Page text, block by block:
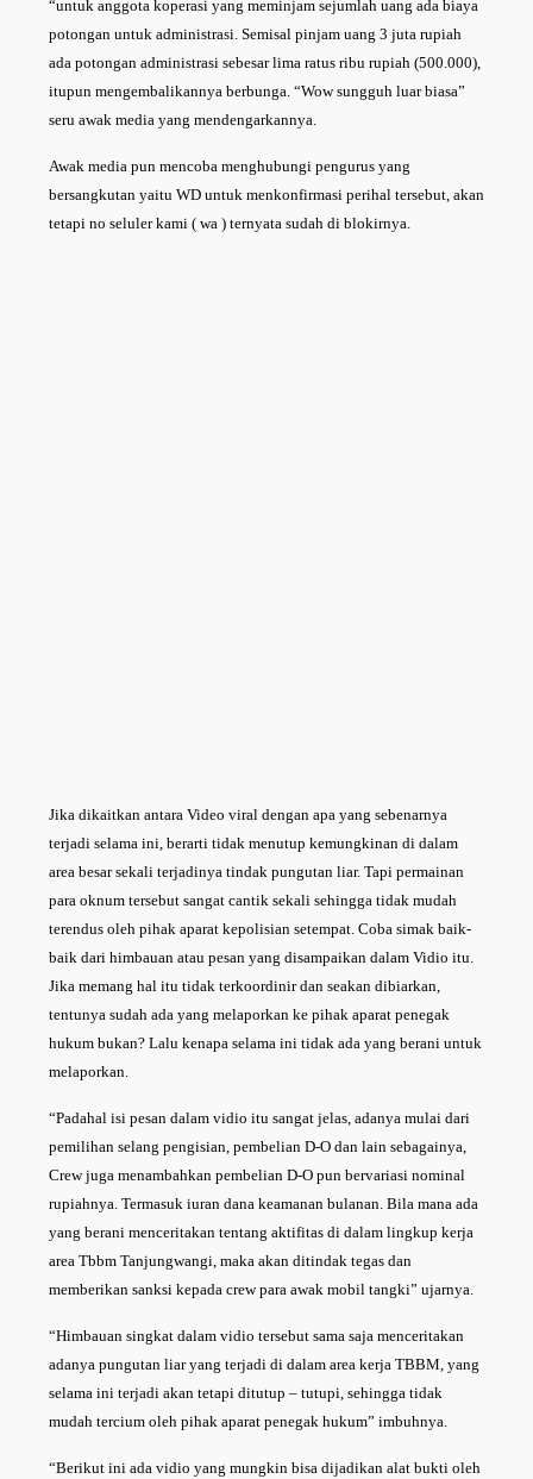
“untuk anggota koperasi yang meminjam sejumlah uang ada biaya
potongan untuk administrasi. Semisal pinjam uang 3 juta rupiah
ada potongan administrasi sebesar lima ratus ribu rupiah (500.000),
itupun mengembalikannya berbunga. “Wow sungguh luar biasa”
seru awak media yang mendengarkannya.
Awak media pun mencoba menghubungi pengurus yang
bersangkutan yaitu WD untuk menkonfirmasi perihal tersebut, akan
tetapi no seluler kami ( wa ) ternyata sudah di blokirnya.
Jika dikaitkan antara Video viral dengan apa yang sebenarnya
terjadi selama ini, berarti tidak menutup kemungkinan di dalam
area besar sekali terjadinya tindak pungutan liar. Tapi permainan
para oknum tersebut sangat cantik sekali sehingga tidak mudah
terendus oleh pihak aparat kepolisian setempat. Coba simak baik-
baik dari himbauan atau pesan yang disampaikan dalam Vidio itu.
Jika memang hal itu tidak terkoordinir dan seakan dibiarkan,
tentunya sudah ada yang melaporkan ke pihak aparat penegak
hukum bukan? Lalu kenapa selama ini tidak ada yang berani untuk
melaporkan.
“Padahal isi pesan dalam vidio itu sangat jelas, adanya mulai dari
pemilihan selang pengisian, pembelian D-O dan lain sebagainya,
Crew juga menambahkan pembelian D-O pun bervariasi nominal
rupiahnya. Termasuk iuran dana keamanan bulanan. Bila mana ada
yang berani menceritakan tentang aktifitas di dalam lingkup kerja
area Tbbm Tanjungwangi, maka akan ditindak tegas dan
memberikan sanksi kepada crew para awak mobil tangki” ujarnya.
“Himbauan singkat dalam vidio tersebut sama saja menceritakan
adanya pungutan liar yang terjadi di dalam area kerja TBBM, yang
selama ini terjadi akan tetapi ditutup – tutupi, sehingga tidak
mudah tercium oleh pihak aparat penegak hukum” imbuhnya.
“Berikut ini ada vidio yang mungkin bisa dijadikan alat bukti oleh